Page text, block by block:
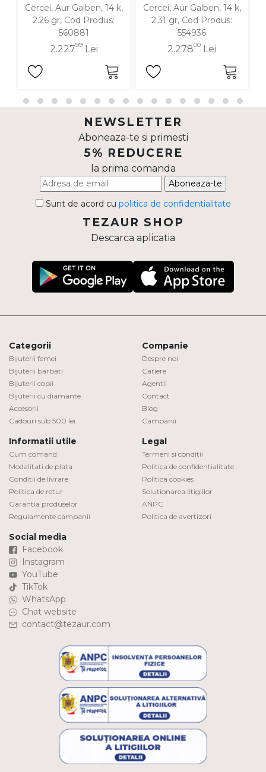
Cercei, Aur Galben, 14 k,
2.26 gr, Cod Produs:
560881
2.22799Lei
Cercei, Aur Galben, 14 k,
2.31 gr, Cod Produs:
554936
2.27800 Lei
NEWSLETTER
Aboneaza-te si primesti
5% REDUCERE
la prima comanda
Aboneaza-te
Sunt de acord cu politica de confidentialitate
TEZAUR SHOP
Descarca aplicatia
Categorii
Bijuterii femei
Bijuterii barbati
Bijuterii copii
Bijuterii cu diamante
Accesorii
Cadouri sub 500 lei
Companie
Despre noi
Cariere
Agentii
Contact
Blog
Campanii
Informatii utile
Cum comand
Modalitati de plata
Conditii de livrare
Politica de retur
Garantia produselor
Regulamente campanii
Legal
Termeni si conditii
Politica de confidentialitate
Politica cookies
Solutionarea litigiilor
ANPC
Politica de avertizori
Social media
Facebook
Instagram
YouTube
TikTok
WhatsApp
Chat website
contact@tezaur.com